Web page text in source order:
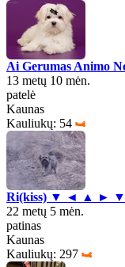
Ai Gerumas Animo
13 metų 10 mėn.
patelė
Kaunas
Kauliukų: 54
Ri(kiss) ▼ ◄ ▲ ►
22 metų 5 mėn.
patinas
Kaunas
Kauliukų: 297